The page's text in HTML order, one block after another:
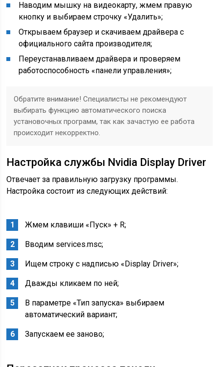
Наводим мышку на видеокарту, жмем правую
кнопку и выбираем строчку «Удалить»;
Открываем браузер и скачиваем драйвера с
официального сайта производителя;
Переустанавливаем драйвера и проверяем
работоспособность «панели управления»;
Обратите внимание! Специалисты не рекомендуют
выбирать функцию автоматического поиска
установочных программ, так как зачастую ее работа
происходит некорректно.
Настройка службы Nvidia Display Driver
Отвечает за правильную загрузку программы.
Настройка состоит из следующих действий:
Жмем клавиши «Пуск» + R;
Вводим services.msc;
Ищем строку с надписью «Display Driver»;
Дважды кликаем по ней;
В параметре «Тип запуска» выбираем
автоматический вариант;
Запускаем ее заново;